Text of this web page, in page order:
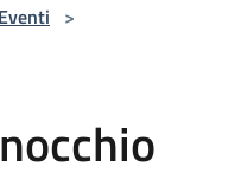
Eventi >